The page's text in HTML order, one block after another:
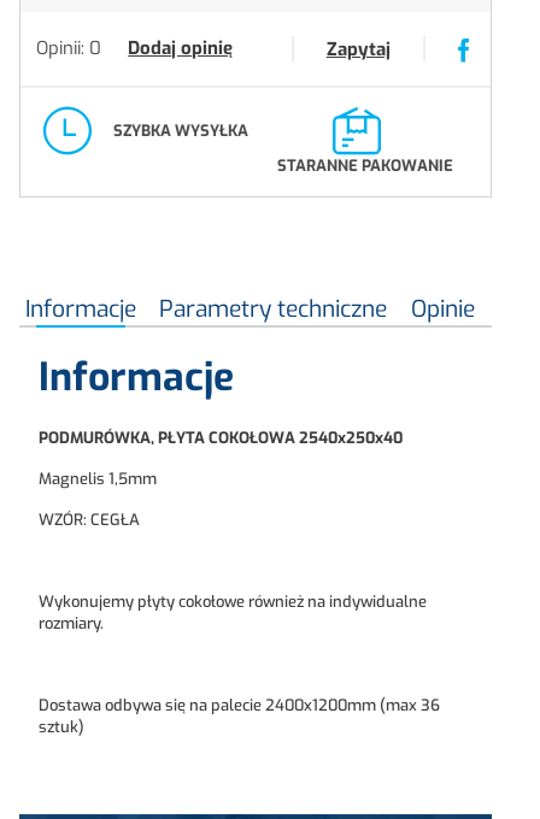
Opinii: 0 Dodaj opinię Zapytaj
SZYBKA WYSYŁKA
STARANNE PAKOWANIE
Informacje Parametry techniczne Opinie
Informacje
PODMURÓWKA, PŁYTA COKOŁOWA 2540x250x40
Magnelis 1,5mm
WZÓR: CEGŁA
Wykonujemy płyty cokołowe również na indywidualne
rozmiary.
Dostawa odbywa się na palecie 2400x1200mm (max 36
sztuk)